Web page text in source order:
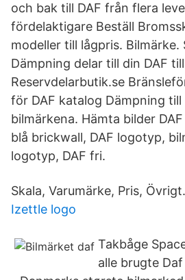
och bak till DAF från flera
fördelaktigare Beställ
modeller till lågpris. Bilmärke.
Dämpning delar till din DAF
Reservdelarbutik.se
för DAF katalog Dämpning till
bilmärkena. Hämta bilder
blå brickwall, DAF logotyp,
logotyp, DAF fri.
Skala, Varumärke, Pris,
Izettle logo
Takbåge
alle brugte